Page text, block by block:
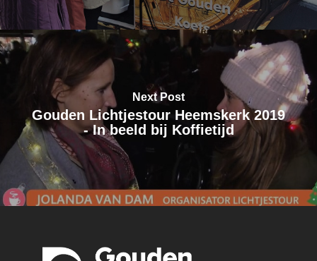
Next Post
Gouden Lichtjestour Heemskerk 2019
- In beeld bij Koffietijd